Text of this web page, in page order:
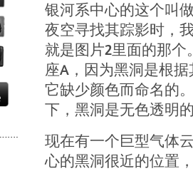
银河系中心的这个叫
夜空寻找其踪影时，
就是图片2里面的那
座A，因为黑洞是根
它缺少颜色而命名的
下，黑洞是无色透明
现在有一个巨型气体
心的黑洞很近的位置